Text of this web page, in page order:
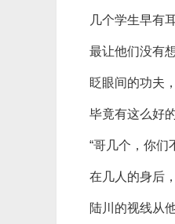
几个学生早有
最让他们没有
眨眼间的功夫
毕竟有这么好
“哥几个，你们
在几人的身后
陆川的视线从